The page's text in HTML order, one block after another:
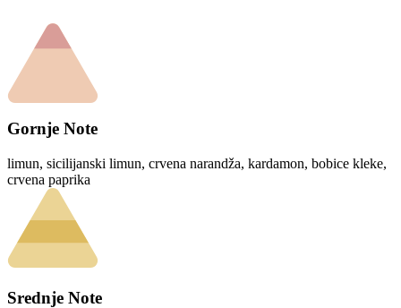
Gornje Note
limun, sicilijanski limun, crvena narandža, kardamon, bobice kleke,
crvena paprika
Srednje Note